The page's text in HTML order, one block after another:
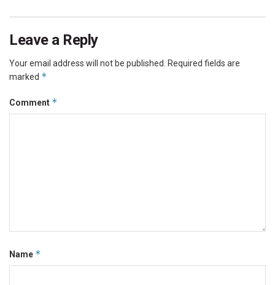
Leave a Reply
Your email address will not be published. Required fields are
marked *
Comment *
Name *